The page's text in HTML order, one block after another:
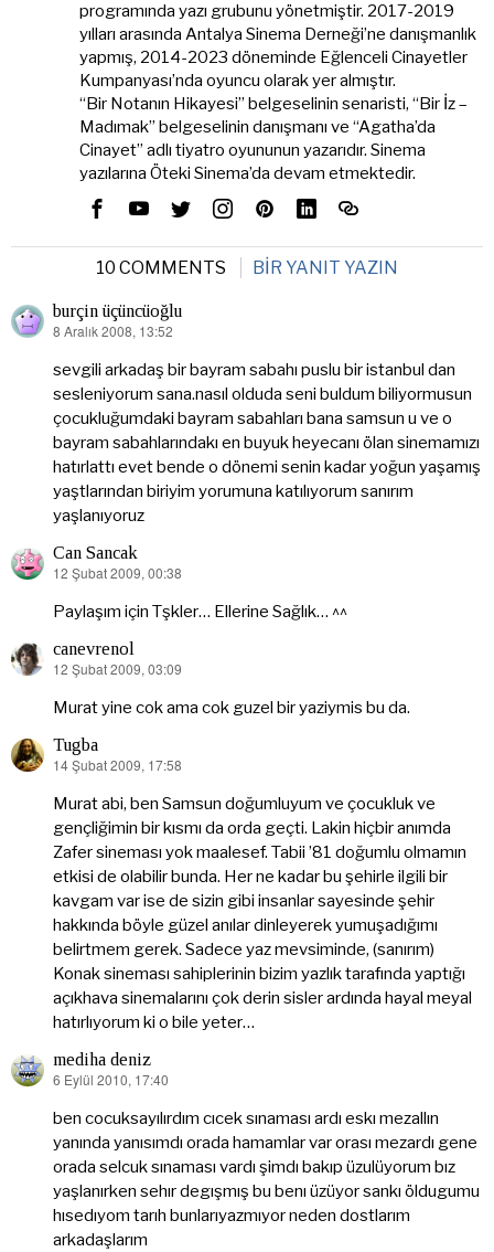
programında yazı grubunu yönetmiştir. 2017-2019
yılları arasında Antalya Sinema Derneği’ne danışmanlık
yapmış, 2014-2023 döneminde Eğlenceli Cinayetler
Kumpanyası’nda oyuncu olarak yer almıştır.
“Bir Notanın Hikayesi” belgeselinin senaristi, “Bir İz –
Madımak” belgeselinin danışmanı ve “Agatha’da
Cinayet” adlı tiyatro oyununun yazarıdır. Sinema
yazılarına Öteki Sinema’da devam etmektedir.
10 COMMENTS BIR YANIT YAZIN
burçin üçüncüoğlu
dedi
8 Aralık 2008, 13:52
sevgili arkadaş bir bayram sabahı puslu bir istanbul dan
sesleniyorum sana.nasıl olduda seni buldum biliyormusun
çocukluğumdaki bayram sabahları bana samsun u ve o
bayram sabahlarındakı en buyuk heyecanı ölan sinemamızı
hatırlattı evet bende o dönemi senin kadar yoğun yaşamış
yaştlarından biriyim yorumuna katılıyorum sanırım
yaşlanıyoruz
Can Sancak
dedi
12 Şubat 2009, 00:38
Paylaşım için Tşkler… Ellerine Sağlık… ^^
canevrenol
dedi
12 Şubat 2009, 03:09
Murat yine cok ama cok guzel bir yaziymis bu da.
Tugba
dedi
14 Şubat 2009, 17:58
Murat abi, ben Samsun doğumluyum ve çocukluk ve
gençliğimin bir kısmı da orda geçti. Lakin hiçbir anımda
Zafer sineması yok maalesef. Tabii ’81 doğumlu olmamın
etkisi de olabilir bunda. Her ne kadar bu şehirle ilgili bir
kavgam var ise de sizin gibi insanlar sayesinde şehir
hakkında böyle güzel anılar dinleyerek yumuşadığımı
belirtmem gerek. Sadece yaz mevsiminde, (sanırım)
Konak sineması sahiplerinin bizim yazlık tarafında yaptığı
açıkhava sinemalarını çok derin sisler ardında hayal meyal
hatırlıyorum ki o bile yeter…
mediha deniz
dedi
6 Eylül 2010, 17:40
ben cocuksayılırdım cıcek sınaması ardı eskı mezallın
yanında yanısımdı orada hamamlar var orası mezardı gene
orada selcuk sınaması vardı şimdı bakıp üzulüyorum bız
yaşlanırken sehır degışmış bu benı üzüyor sankı öldugumu
hısedıyom tarıh bunlarıyazmıyor neden dostlarım
arkadaşlarım